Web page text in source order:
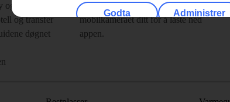
hotell
og transfer
døgnet
Skann QR-koden med
mobilkameraet ditt for å laste ned
appen.
Godta Administrer